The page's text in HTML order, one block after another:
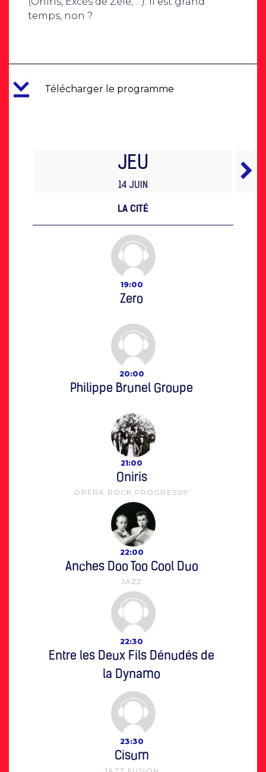
temps, non ?
Télécharger le programme
JEU
14 JUIN
LA CITÉ
19:00
Zero
20:00
Philippe Brunel Groupe
21:00
Oniris
OPÉRA ROCK PROGRESSIF
22:00
Anches Doo Too Cool Duo
JAZZ
22:30
Entre les Deux Fils Dénudés de
la Dynamo
23:30
Cisum